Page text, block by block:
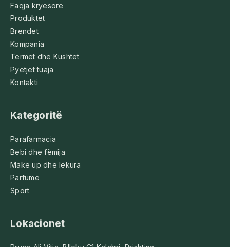
Faqja kryesore
Produktet
Brendet
Kompania
Termet dhe Kushtet
Pyetjet tuaja
Kontakti
Kategoritë
Parafarmacia
Bebi dhe fëmija
Make up dhe lëkura
Parfume
Sport
Lokacionet